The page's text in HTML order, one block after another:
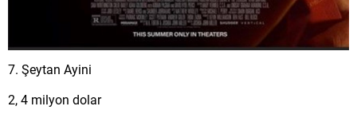
7. Şeytan Ayini
2, 4 milyon dolar